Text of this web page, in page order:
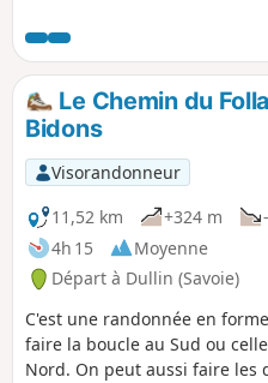
précautions, utilisez la carte
Le Chemin du
Bidons
Visorandonneur
11,52 km
+324 m
4h 15
Moyenne
Départ à Dullin (Savoie)
C'est une randonnée en
faire la boucle au Sud ou
Nord. On peut aussi faire les